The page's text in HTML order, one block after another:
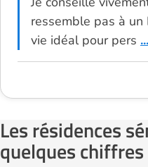
ressemble pas à
vie idéal pour pers
Les résidences
quelques chiffres